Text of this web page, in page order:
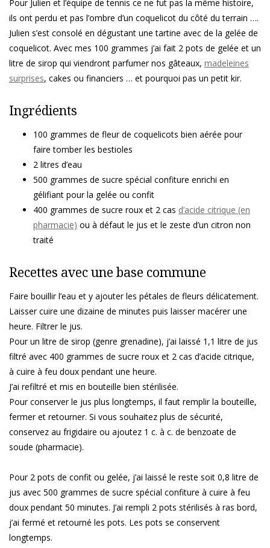
Pour Julien et l’équipe de tennis ce ne fut pas la même histoire,
ils ont perdu et pas l’ombre d’un coquelicot du côté du terrain ….
Julien s’est consolé en dégustant une tartine avec de la gelée de
coquelicot. Avec mes 100 grammes j’ai fait 2 pots de gelée et un
litre de sirop qui viendront parfumer nos gâteaux, madeleines
surprises, cakes ou financiers … et pourquoi pas un petit kir.
Ingrédients
100 grammes de fleur de coquelicots bien aérée pour
faire tomber les bestioles
2 litres d’eau
500 grammes de sucre spécial confiture enrichi en
gélifiant pour la gelée ou confit
400 grammes de sucre roux et 2 cas d’acide citrique (en
pharmacie) ou à défaut le jus et le zeste d’un citron non
traité
Recettes avec une base commune
Faire bouillir l’eau et y ajouter les pétales de fleurs délicatement.
Laisser cuire une dizaine de minutes puis laisser macérer une
heure. Filtrer le jus.
Pour un litre de sirop (genre grenadine), j’ai laissé 1,1 litre de jus
filtré avec 400 grammes de sucre roux et 2 cas d’acide citrique,
à cuire à feu doux pendant une heure.
J’ai refiltré et mis en bouteille bien stérilisée.
Pour conserver le jus plus longtemps, il faut remplir la bouteille,
fermer et retourner. Si vous souhaitez plus de sécurité,
conservez au frigidaire ou ajoutez 1 c. à c. de benzoate de
soude (pharmacie).
Pour 2 pots de confit ou gelée, j’ai laissé le reste soit 0,8 litre de
jus avec 500 grammes de sucre spécial confiture à cuire à feu
doux pendant 50 minutes. J’ai rempli 2 pots stérilisés à ras bord,
j’ai fermé et retourné les pots. Les pots se conservent
longtemps.